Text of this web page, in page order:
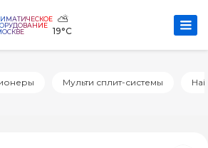
⛅
19°C
Мульти сплит-системы